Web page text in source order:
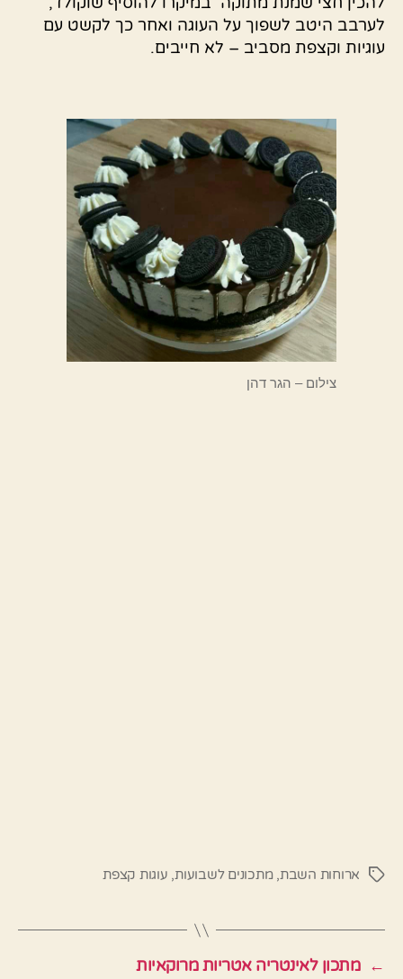
לערבב היטב לשפוך על העוגה ואחר כך לקשט עם
עוגיות וקצפת מסביב – לא חייבים.
צילום – הגר דהן
תגיותארוחות השבת,מתכונים לשבועות, עוגות קצפת
← מתכון לאינטריה אטריות מרוקאיות